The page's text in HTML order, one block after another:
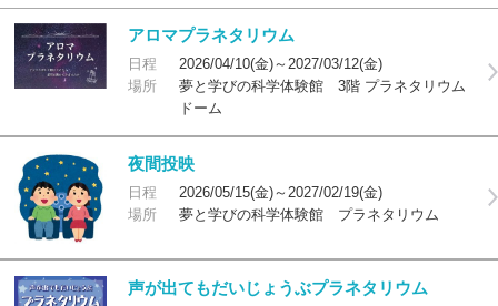
アロマプラネタリウム
日程
2026/04/10(金)～2027/03/12(金)
場所
夢と学びの科学体験館 3階 プラネタリウム
ドーム
夜間投映
日程
2026/05/15(金)～2027/02/19(金)
場所
夢と学びの科学体験館 プラネタリウム
声が出てもだいじょうぶプラネタリウム